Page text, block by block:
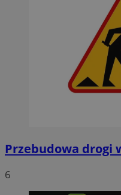
Przebudowa drogi
6